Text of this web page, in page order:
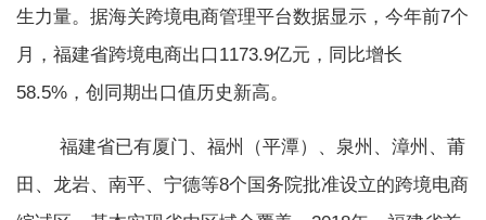
生力量。据海关跨境电商管理平台数据显示，今年前7个
月，福建省跨境电商出口1173.9亿元，同比增长
58.5%，创同期出口值历史新高。
福建省已有厦门、福州（平潭）、泉州、漳州、莆
田、龙岩、南平、宁德等8个国务院批准设立的跨境电商